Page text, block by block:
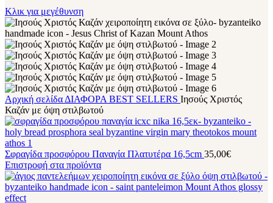
Κλικ για μεγέθυνση
Αρχική σελίδα ΔΙΑΦΟΡΑ BEST SELLERS Ιησούς Χριστός
Καζάν με όψη στιλβωτού
Σφραγίδα προσφόρου Παναγία Πλατυτέρα 16,5cm 35,00€
Επιστροφή στα προϊόντα